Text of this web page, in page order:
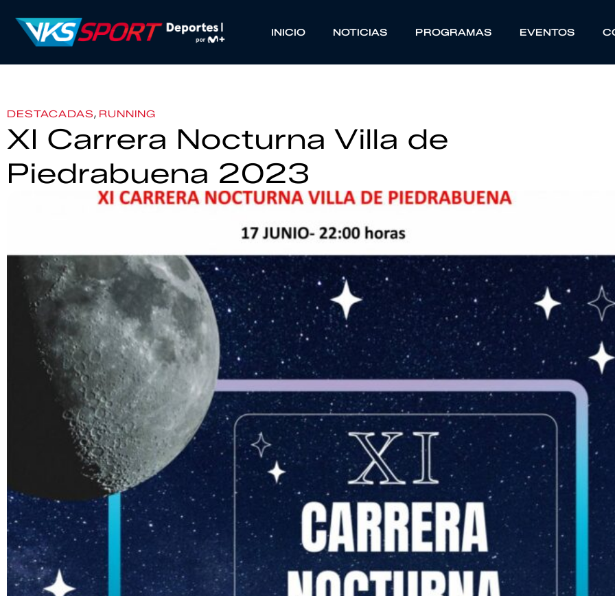
INICIO NOTICIAS PROGRAMAS EVENTOS
DESTACADAS, RUNNING
XI Carrera Nocturna Villa de
Piedrabuena 2023